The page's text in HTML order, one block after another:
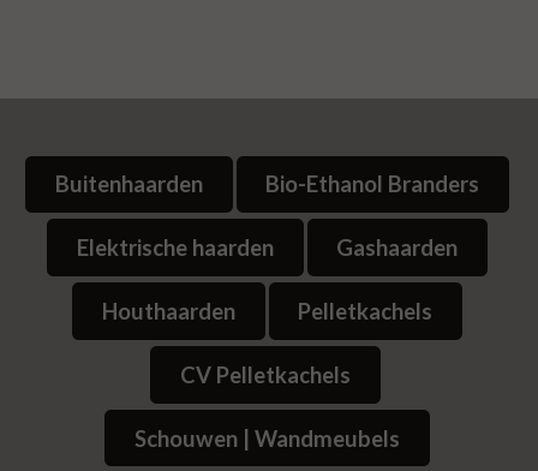
Buitenhaarden Bio-Ethanol Branders
Elektrische haarden Gashaarden
Houthaarden Pelletkachels
CV Pelletkachels
Schouwen | Wandmeubels